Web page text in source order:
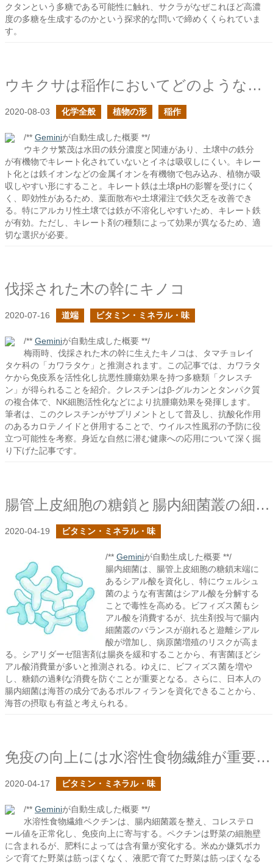
クタンという多糖である可能性に触れ、サクラがなぜこれほど高濃
度の多糖を生成するのかという探求的な問いで締めくくられていま
す。
ウキクサは稲作においてどのような影響を与えるのか？
2020-08-03 化学全般 植物の形 稲作
/** Geminiが自動生成した概要 **/
ウキクサ繁茂は水田の鉄分濃度と関連があり、土壌中の鉄分
が有機物でキレート化されていないとイネは吸収しにくい。キレー
ト化とは鉄イオンなどの金属イオンを有機物で包み込み、植物が吸
収しやすい形にすること。キレート鉄は土壌pHの影響を受けにく
く、即効性があるため、葉面散布や土壌灌注で鉄欠乏を改善でき
る。特にアルカリ性土壌では鉄が不溶化しやすいため、キレート鉄
が有効。ただし、キレート剤の種類によって効果が異なるため、適
切な選択が必要。
伐採された木の幹にキノコ
2020-07-16 道端 ビタミン・ミネラル・味
/** Geminiが自動生成した概要 **/
梅雨時、伐採された木の幹に生えたキノコは、タマチョレイ
タケ科の「カワラタケ」と推測されます。この記事では、カワラタ
ケから免疫系を活性化し抗悪性腫瘍効果を持つ多糖類「クレスチ
ン」が得られることを紹介。クレスチンはβ-グルカンとタンパク質
の複合体で、NK細胞活性化などにより抗腫瘍効果を発揮します。
筆者は、このクレスチンがサプリメントとして普及し、抗酸化作用
のあるカロテノイドと併用することで、ウイルス性風邪の予防に役
立つ可能性を考察。身近な自然に潜む健康への応用について深く掘
り下げた記事です。
腸管上皮細胞の糖鎖と腸内細菌叢の細菌たち
2020-04-19 ビタミン・ミネラル・味
/** Geminiが自動生成した概要 **/
腸内細菌は、腸管上皮細胞の糖鎖末端に
あるシアル酸を資化し、特にウェルシュ
菌のような有害菌はシアル酸を分解する
ことで毒性を高める。ビフィズス菌もシ
アル酸を消費するが、抗生剤投与で腸内
細菌叢のバランスが崩れると遊離シアル
酸が増加し、病原菌増殖のリスクが高ま
る。シアリダーゼ阻害剤は腸炎を緩和することから、有害菌ほどシ
アル酸消費量が多いと推測される。ゆえに、ビフィズス菌を増や
し、糖鎖の過剰な消費を防ぐことが重要となる。さらに、日本人の
腸内細菌は海苔の成分であるポルフィランを資化できることから、
海苔の摂取も有益と考えられる。
免疫の向上には水溶性食物繊維が重要な役割を担っているはず
2020-04-17 ビタミン・ミネラル・味
/** Geminiが自動生成した概要 **/
水溶性食物繊維ペクチンは、腸内細菌叢を整え、コレステロ
ール値を正常化し、免疫向上に寄与する。ペクチンは野菜の細胞壁
に含まれるが、肥料によっては含有量が変化する。米ぬか嫌気ボカ
シで育てた野菜は筋っぽくなく、液肥で育てた野菜は筋っぽくなる